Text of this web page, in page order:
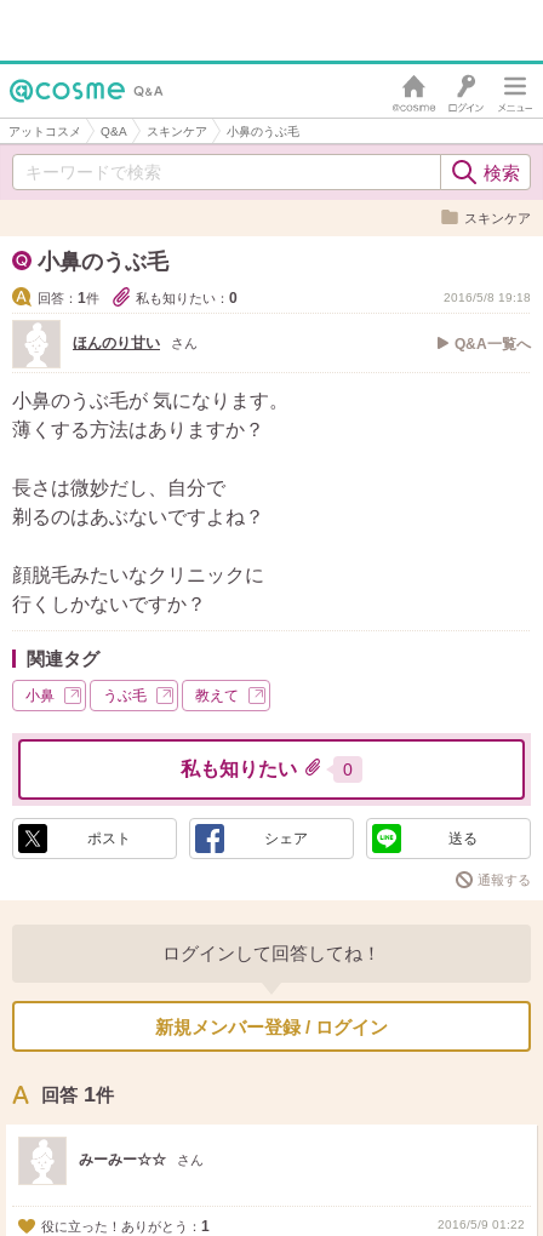
アットコスメ Q&A スキンケア 小鼻のうぶ毛
スキンケア
小鼻のうぶ毛
回答： 1件 私も知りたい： 0 2016/5/8 19:18
ほんのり甘い さん Q&A一覧へ
小鼻のうぶ毛が 気になります。
薄くする方法はありますか？
長さは微妙だし、自分で
剃るのはあぶないですよね？
顔脱毛みたいなクリニックに
行くしかないですか？
関連タグ
小鼻 うぶ毛 教えて
私も知りたい 0
ポスト シェア 送る
通報する
ログインして回答してね！
新規メンバー登録 / ログイン
回答 1件
みーみー☆☆ さん
役に立った！ありがとう： 1 2016/5/9 01:22